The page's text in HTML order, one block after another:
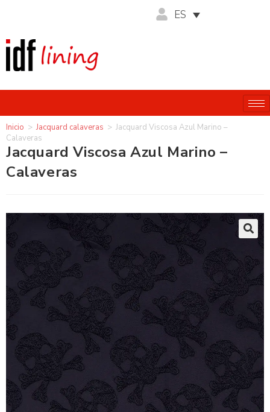
ES
Inicio > Jacquard calaveras > Jacquard Viscosa Azul Marino –
Calaveras
Jacquard Viscosa Azul Marino –
Calaveras